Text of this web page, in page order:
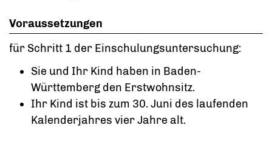
Voraussetzungen
für Schritt 1 der Einschulungsuntersuchung:
Sie und Ihr Kind haben in Baden-
Württemberg den Erstwohnsitz.
Ihr Kind ist bis zum 30. Juni des laufenden
Kalenderjahres vier Jahre alt.